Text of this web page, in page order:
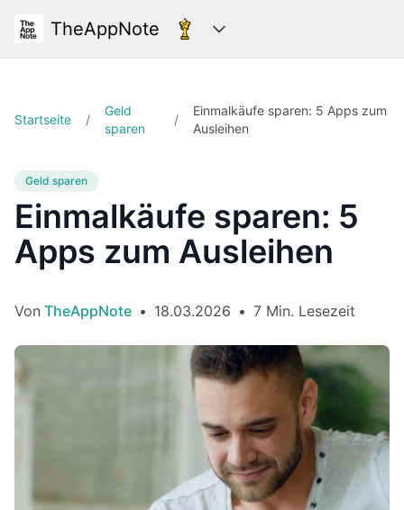
TheAppNote Kategorien
Startseite /
Geld
sparen
/
Einmalkäufe sparen: 5 Apps zum
Ausleihen
Geld sparen
Einmalkäufe sparen: 5
Apps zum Ausleihen
Von TheAppNote • 18.03.2026 • 7 Min. Lesezeit